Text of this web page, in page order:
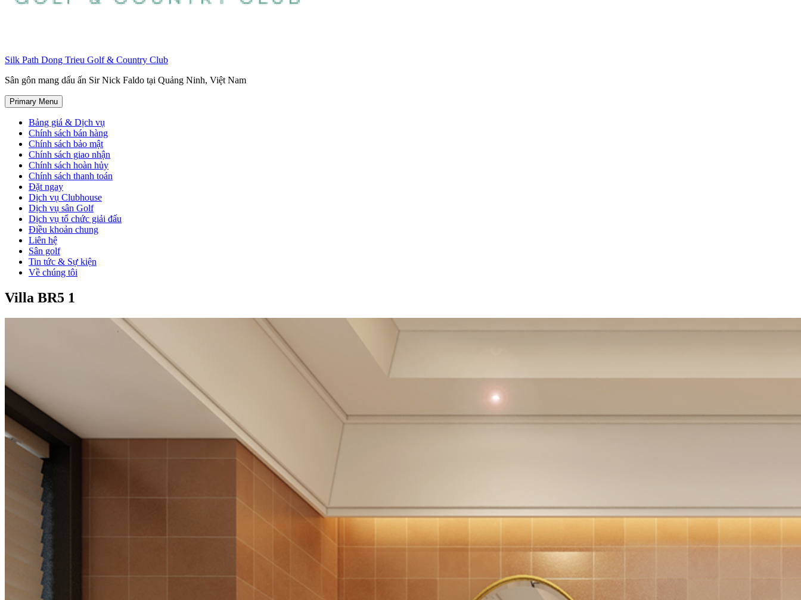
Silk Path Dong Trieu Golf & Country Club
Sân gôn mang dấu ấn Sir Nick Faldo tại Quảng Ninh, Việt Nam
Primary Menu
Bảng giá & Dịch vụ
Chính sách bán hàng
Chính sách bảo mật
Chính sách giao nhận
Chính sách hoàn hủy
Chính sách thanh toán
Đặt ngay
Dịch vụ Clubhouse
Dịch vụ sân Golf
Dịch vụ tổ chức giải đấu
Điều khoản chung
Liên hệ
Sân golf
Tin tức & Sự kiện
Về chúng tôi
Villa BR5 1